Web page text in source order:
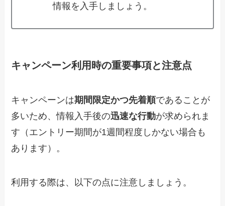
情報を入手しましょう。
キャンペーン利用時の重要事項と注意点
キャンペーンは期間限定かつ先着順であることが
多いため、情報入手後の迅速な行動が求められま
す（エントリー期間が1週間程度しかない場合も
あります）。
利用する際は、以下の点に注意しましょう。